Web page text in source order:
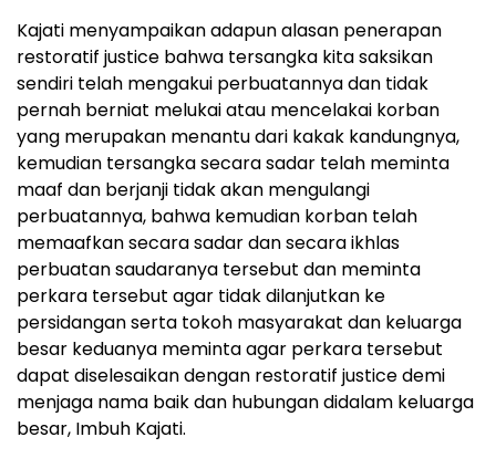
Kajati menyampaikan adapun alasan penerapan
restoratif justice bahwa tersangka kita saksikan
sendiri telah mengakui perbuatannya dan tidak
pernah berniat melukai atau mencelakai korban
yang merupakan menantu dari kakak kandungnya,
kemudian tersangka secara sadar telah meminta
maaf dan berjanji tidak akan mengulangi
perbuatannya, bahwa kemudian korban telah
memaafkan secara sadar dan secara ikhlas
perbuatan saudaranya tersebut dan meminta
perkara tersebut agar tidak dilanjutkan ke
persidangan serta tokoh masyarakat dan keluarga
besar keduanya meminta agar perkara tersebut
dapat diselesaikan dengan restoratif justice demi
menjaga nama baik dan hubungan didalam keluarga
besar, Imbuh Kajati.